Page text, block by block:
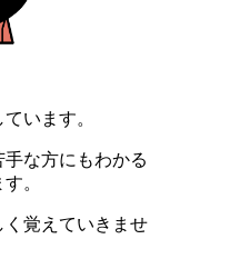
います。
な方にもわかる
。
覚えていきませ